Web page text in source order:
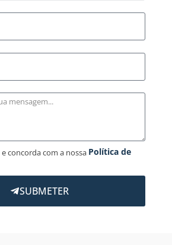
concorda com a nossa Política de
SUBMETER